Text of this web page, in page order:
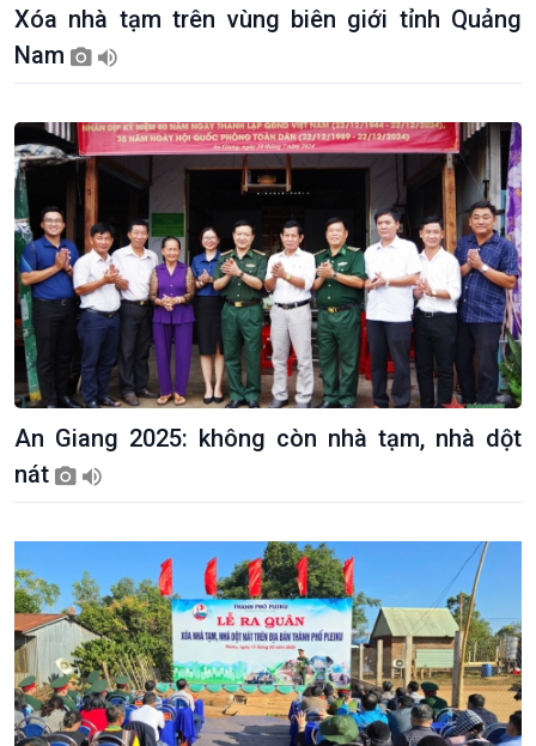
Xã hội
Khoa học & Công nghệ
Xóa nhà tạm trên vùng biên giới tỉnh Quảng
Nam
An Giang 2025: không còn nhà tạm, nhà dột
nát